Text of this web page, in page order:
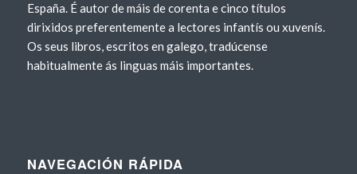
España. É autor de máis de corenta e cinco títulos
dirixidos preferentemente a lectores infantís ou xuvenís.
Os seus libros, escritos en galego, tradúcense
habitualmente ás linguas máis importantes.
NAVEGACIÓN RÁPIDA